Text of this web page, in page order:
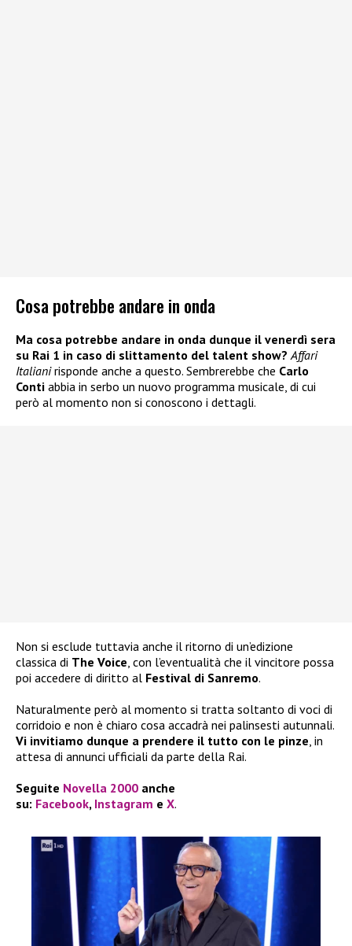
Cosa potrebbe andare in onda
Ma cosa potrebbe andare in onda dunque il venerdì sera
su Rai 1 in caso di slittamento del talent show? Affari
Italianirisponde anche a questo. Sembrerebbe che Carlo
Conti abbia in serbo un nuovo programma musicale, di cui
però al momento non si conoscono i dettagli.
Non si esclude tuttavia anche il ritorno di un’edizione
classica di The Voice , con l’eventualità che il vincitore possa
poi accedere di diritto al Festival di Sanremo.
Naturalmente però al momento si tratta soltanto di voci di
corridoio e non è chiaro cosa accadrà nei palinsesti autunnali.
Vi invitiamo dunque a prendere il tutto con le pinze , in
attesa di annunci ufficiali da parte della Rai.
Seguite Novella 2000 anche
su: Facebook, Instagram e X.